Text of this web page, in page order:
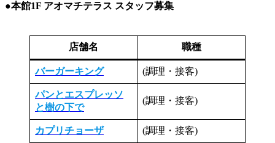
●本館1F アオマチテラス スタッフ募集
店舗名 職種
バーガーキング (調理・接客)
パンとエスプレッソ
と樹の下で
(調理・接客)
カプリチョーザ (調理・接客)